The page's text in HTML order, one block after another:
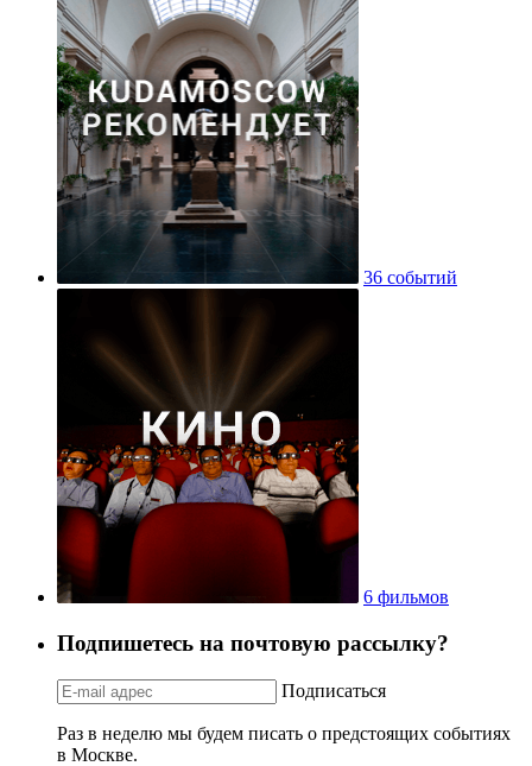
36 событий
6 фильмов
Подпишетесь на почтовую рассылку?
Подписаться
Раз в неделю мы будем писать о предстоящих событиях
в Москве.